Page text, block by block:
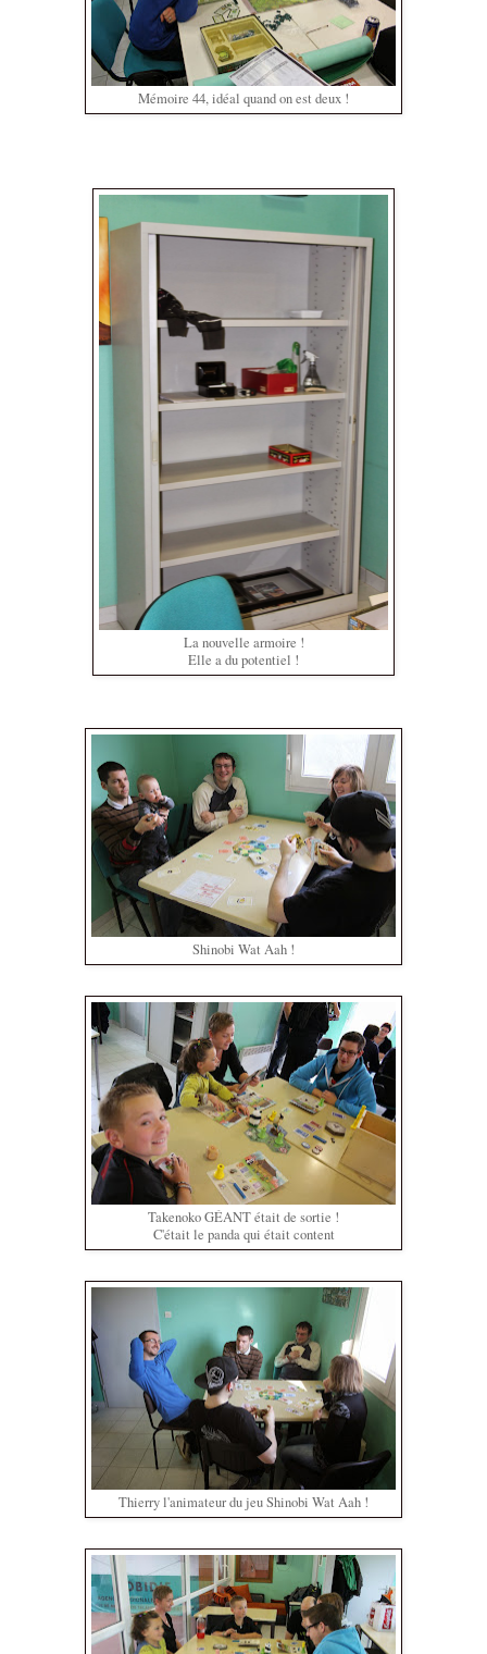
Mémoire 44, idéal quand on est deux !
La nouvelle armoire !
Elle a du potentiel !
Shinobi Wat Aah !
Takenoko GÉANT était de sortie !
C'était le panda qui était content
Thierry l'animateur du jeu Shinobi Wat Aah !